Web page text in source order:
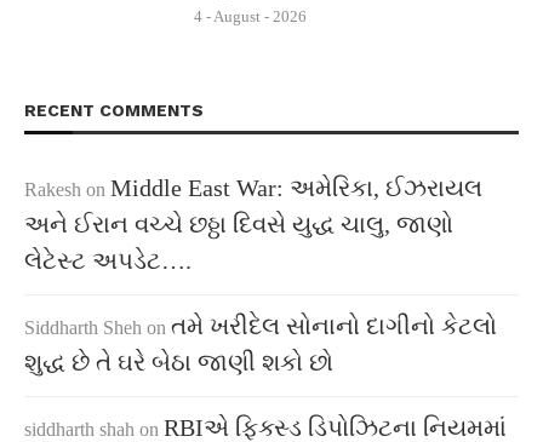
4 - August - 2026
RECENT COMMENTS
Rakesh on Middle East War: અમેરિકા, ઈઝરાયલ
અને ઈરાન વચ્ચે છઠ્ઠા દિવસે યુદ્ધ ચાલુ, જાણો
લેટેસ્ટ અપડેટ….
Siddharth Sheh on તમે ખરીદેલ સોનાનો દાગીનો કેટલો
શુદ્ધ છે તે ઘરે બેઠા જાણી શકો છો
siddharth shah on RBIએ ફિક્સ્ડ ડિપોઝિટના નિયમમાં